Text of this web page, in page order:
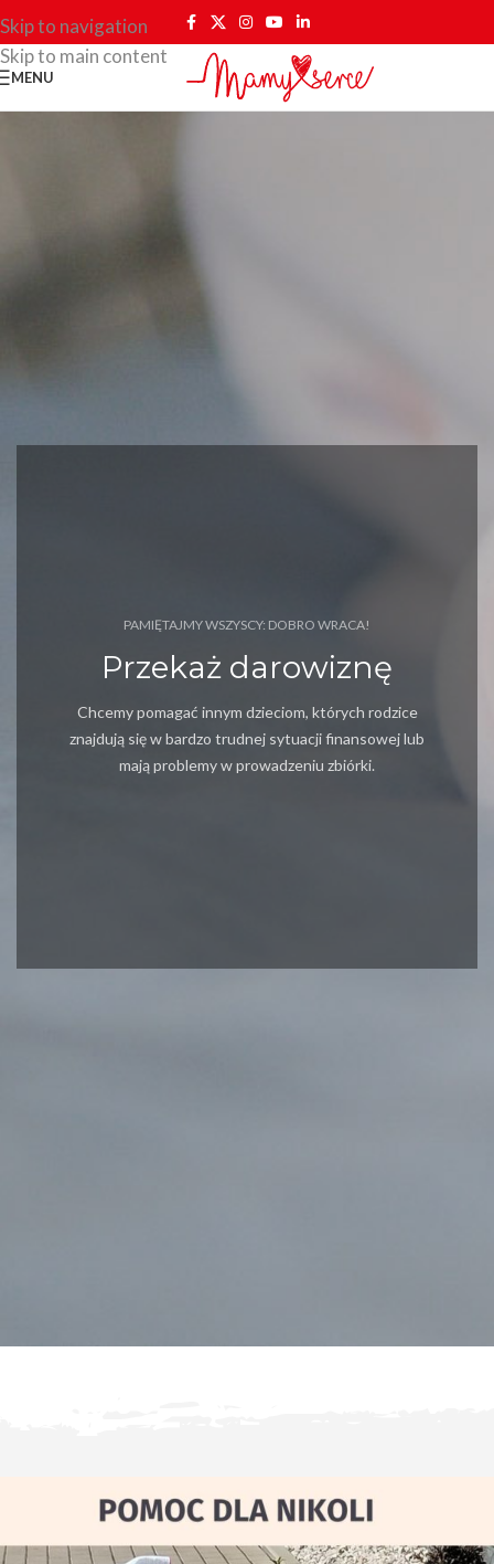
Skip to navigation
Skip to main content
MENU
PAMIĘTAJMY WSZYSCY: DOBRO WRACA!
Przekaż darowiznę
Chcemy pomagać innym dzieciom, których rodzice
znajdują się w bardzo trudnej sytuacji finansowej lub
mają problemy w prowadzeniu zbiórki.